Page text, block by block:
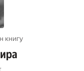
книгу